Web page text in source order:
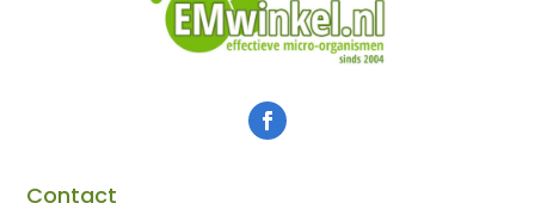
Contact